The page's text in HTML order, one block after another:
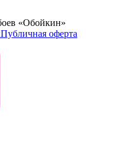
«Обойкин»
Публичная оферта